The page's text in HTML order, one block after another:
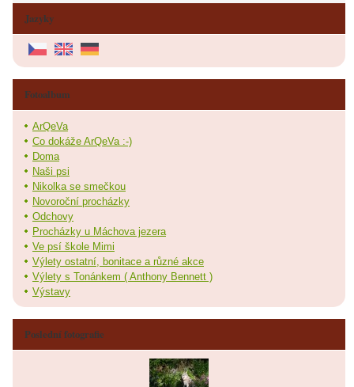
Jazyky
Fotoalbum
ArQeVa
Co dokáže ArQeVa :-)
Doma
Naši psi
Nikolka se smečkou
Novoroční procházky
Odchovy
Procházky u Máchova jezera
Ve psí škole Mimi
Výlety ostatní, bonitace a různé akce
Výlety s Tonánkem ( Anthony Bennett )
Výstavy
Poslední fotografie